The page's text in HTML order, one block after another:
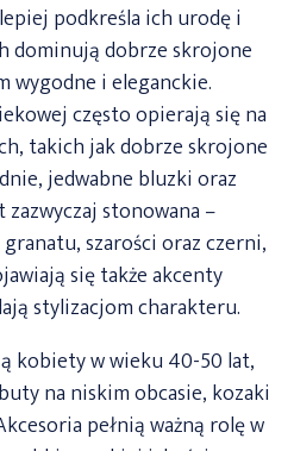
podkreśla ich urodę i
dominują dobrze skrojone
wygodne i eleganckie.
często opierają się na
takich jak dobrze skrojone
jedwabne bluzki oraz
zazwyczaj stonowana –
szarości oraz czerni,
się także akcenty
stylizacjom charakteru.
kobiety w wieku 40-50 lat,
na niskim obcasie, kozaki
pełnią ważną rolę w